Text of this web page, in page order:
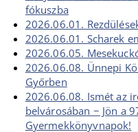
fókuszba
2026.06.01.
2026.06.01. Scharek
2026.06.05.
2026.06.08. Ünnepi
Győrben
2026.06.08. Ismét az
belvárosában − Jön a
Gyermekkönyvnapok!